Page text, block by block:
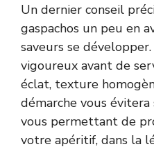
Un dernier conseil
gaspachos un peu en
saveurs se
vigoureux avant de
éclat, texture
démarche vous
vous permettant de
votre apéritif, dans la